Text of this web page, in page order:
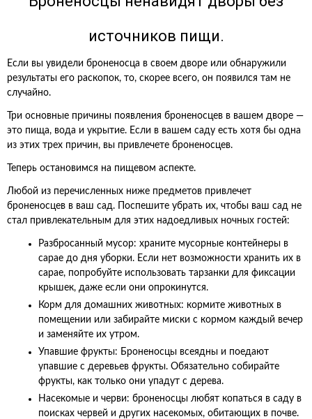
источников пищи.
Если вы увидели броненосца в своем дворе или обнаружили
результаты его раскопок, то, скорее всего, он появился там не
случайно.
Три основные причины появления броненосцев в вашем дворе —
это пища, вода и укрытие. Если в вашем саду есть хотя бы одна
из этих трех причин, вы привлечете броненосцев.
Теперь остановимся на пищевом аспекте.
Любой из перечисленных ниже предметов привлечет
броненосцев в ваш сад. Поспешите убрать их, чтобы ваш сад не
стал привлекательным для этих надоедливых ночных гостей:
Разбросанный мусор: храните мусорные контейнеры в
сарае до дня уборки. Если нет возможности хранить их в
сарае, попробуйте использовать тарзанки для фиксации
крышек, даже если они опрокинутся.
Корм для домашних животных: кормите животных в
помещении или забирайте миски с кормом каждый вечер
и заменяйте их утром.
Упавшие фрукты: Броненосцы всеядны и поедают
упавшие с деревьев фрукты. Обязательно собирайте
фрукты, как только они упадут с дерева.
Насекомые и черви: броненосцы любят копаться в саду в
поисках червей и других насекомых, обитающих в почве.